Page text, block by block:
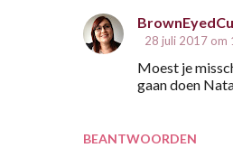
BEANTWOORDEN
28 juli 2017 om
Moest je
gaan doen